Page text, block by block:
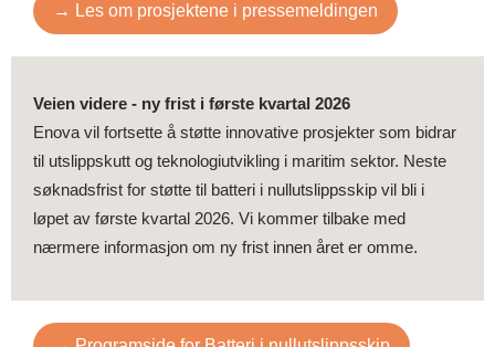
→ Les om prosjektene i pressemeldingen
Veien videre - ny frist i første kvartal 2026
Enova vil fortsette å støtte innovative prosjekter som bidrar
til utslippskutt og teknologiutvikling i maritim sektor. Neste
søknadsfrist for støtte til batteri i nullutslippsskip vil bli i
løpet av første kvartal 2026. Vi kommer tilbake med
nærmere informasjon om ny frist innen året er omme.